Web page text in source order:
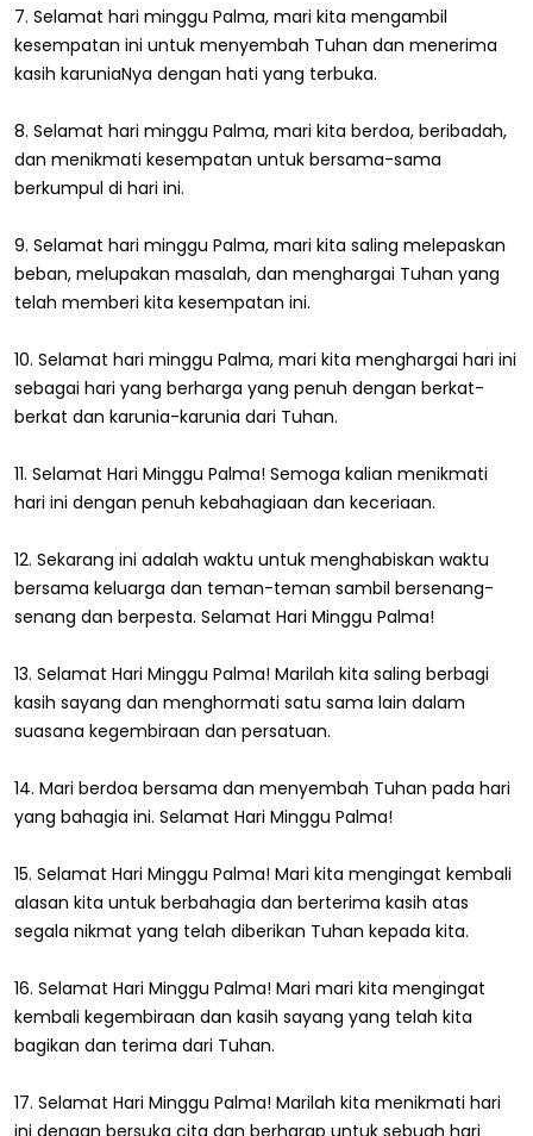
7. Selamat hari minggu Palma, mari kita mengambil
kesempatan ini untuk menyembah Tuhan dan menerima
kasih karuniaNya dengan hati yang terbuka.
8. Selamat hari minggu Palma, mari kita berdoa, beribadah,
dan menikmati kesempatan untuk bersama-sama
berkumpul di hari ini.
9. Selamat hari minggu Palma, mari kita saling melepaskan
beban, melupakan masalah, dan menghargai Tuhan yang
telah memberi kita kesempatan ini.
10. Selamat hari minggu Palma, mari kita menghargai hari ini
sebagai hari yang berharga yang penuh dengan berkat-
berkat dan karunia-karunia dari Tuhan.
11. Selamat Hari Minggu Palma! Semoga kalian menikmati
hari ini dengan penuh kebahagiaan dan keceriaan.
12. Sekarang ini adalah waktu untuk menghabiskan waktu
bersama keluarga dan teman-teman sambil bersenang-
senang dan berpesta. Selamat Hari Minggu Palma!
13. Selamat Hari Minggu Palma! Marilah kita saling berbagi
kasih sayang dan menghormati satu sama lain dalam
suasana kegembiraan dan persatuan.
14. Mari berdoa bersama dan menyembah Tuhan pada hari
yang bahagia ini. Selamat Hari Minggu Palma!
15. Selamat Hari Minggu Palma! Mari kita mengingat kembali
alasan kita untuk berbahagia dan berterima kasih atas
segala nikmat yang telah diberikan Tuhan kepada kita.
16. Selamat Hari Minggu Palma! Mari mari kita mengingat
kembali kegembiraan dan kasih sayang yang telah kita
bagikan dan terima dari Tuhan.
17. Selamat Hari Minggu Palma! Marilah kita menikmati hari